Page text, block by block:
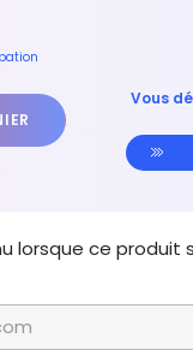
Vous
lorsque ce produit